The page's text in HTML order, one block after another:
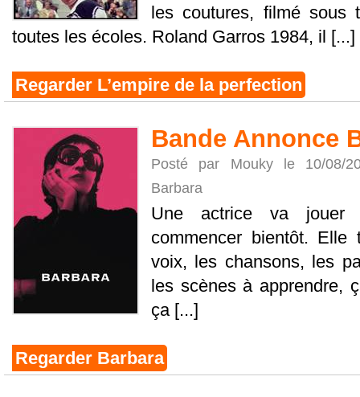
les coutures, filmé sous
toutes les écoles. Roland Garros 1984, il [...]
Regarder L’empire de la perfection
Bande Annonce
Posté par Mouky le 10/08/
Barbara
Une actrice va jouer
commencer bientôt. Elle
voix, les chansons, les
les scènes à apprendre,
ça [...]
Regarder Barbara